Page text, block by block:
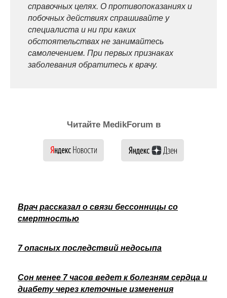
справочных целях. О противопоказаниях и
побочных действиях спрашивайте у
специалиста и ни при каких
обстоятельствах не занимайтесь
самолечением. При первых признаках
заболевания обратитесь к врачу.
Читайте MedikForum в
Врач рассказал о связи бессонницы со
смертностью
7 опасных последствий недосыпа
Сон менее 7 часов ведет к болезням сердца и
диабету через клеточные изменения